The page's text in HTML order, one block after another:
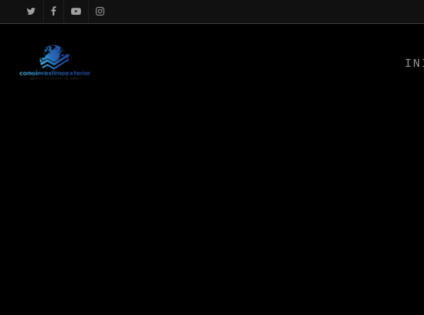
google.com, pub-4867156501875488, DIRECT, f08c47fec0942fa0